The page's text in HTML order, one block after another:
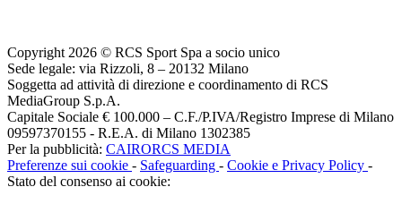
Copyright 2026 © RCS Sport Spa a socio unico
Sede legale: via Rizzoli, 8 – 20132 Milano
Soggetta ad attività di direzione e coordinamento di RCS
MediaGroup S.p.A.
Capitale Sociale € 100.000 – C.F./P.IVA/Registro Imprese di Milano
09597370155 - R.E.A. di Milano 1302385
Per la pubblicità: CAIRORCS MEDIA
Preferenze sui cookie - Safeguarding - Cookie e Privacy Policy -
Stato del consenso ai cookie: